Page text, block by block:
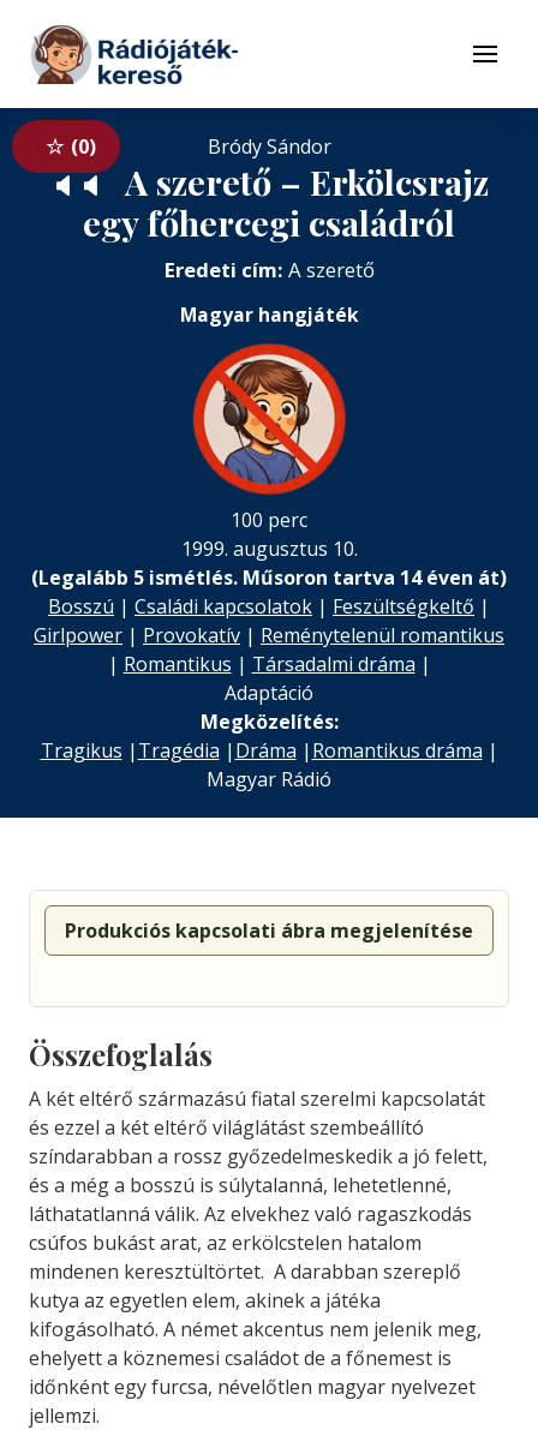
Tovább a tartalomhoz
Menü
0 Bródy Sándor
🔈 🔈
A szerető – Erkölcsrajz
egy főhercegi családról
Eredeti cím: A szerető
Magyar hangjáték
100 perc
1999. augusztus 10.
(Legalább 5 ismétlés. Műsoron tartva 14 éven át)
Bosszú | Családi kapcsolatok | Feszültségkeltő |
Girlpower | Provokatív | Reménytelenül romantikus
| Romantikus | Társadalmi dráma |
Adaptáció
Megközelítés:
Tragikus | Tragédia | Dráma | Romantikus dráma |
Magyar Rádió
Produkciós kapcsolati ábra megjelenítése
Összefoglalás
A két eltérő származású fiatal szerelmi kapcsolatát
és ezzel a két eltérő világlátást szembeállító
színdarabban a rossz győzedelmeskedik a jó felett,
és a még a bosszú is súlytalanná, lehetetlenné,
láthatatlanná válik. Az elvekhez való ragaszkodás
csúfos bukást arat, az erkölcstelen hatalom
mindenen keresztültörtet. A darabban szereplő
kutya az egyetlen elem, akinek a játéka
kifogásolható. A német akcentus nem jelenik meg,
ehelyett a köznemesi családot de a főnemest is
időnként egy furcsa, névelőtlen magyar nyelvezet
jellemzi.